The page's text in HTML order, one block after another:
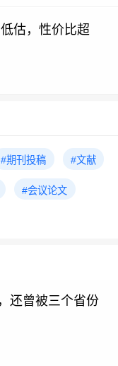
估，性价比超
#期刊投稿 #文献
#会议论文
还曾被三个省份